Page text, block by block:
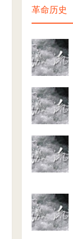
革命历史